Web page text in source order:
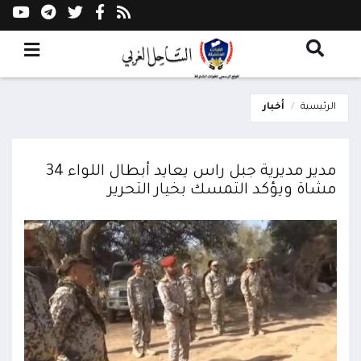
الرئيسية أخبار
مدير مديرية جبل راس يعايد أبطال اللواء 34
مشاة ويؤكد التمسك بخيار التحرير